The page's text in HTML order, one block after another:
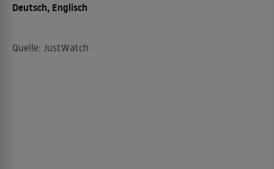
Deutsch, Englisch
Quelle: JustWatch